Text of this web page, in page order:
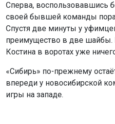
Сперва, воспользовавшись
своей бывшей команды
Спустя две минуты у
преимущество в две шайбы.
Костина в воротах уже
«Сибирь» по-прежнему
впереди у новосибирской
игры на западе.